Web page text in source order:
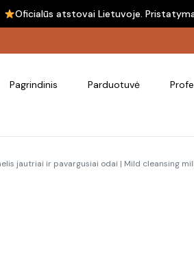
Oficialūs atstovai Lietuvoje.
Pagrindinis Parduotuvė
jautriai ir pavargusiai odai | Mild cleansing